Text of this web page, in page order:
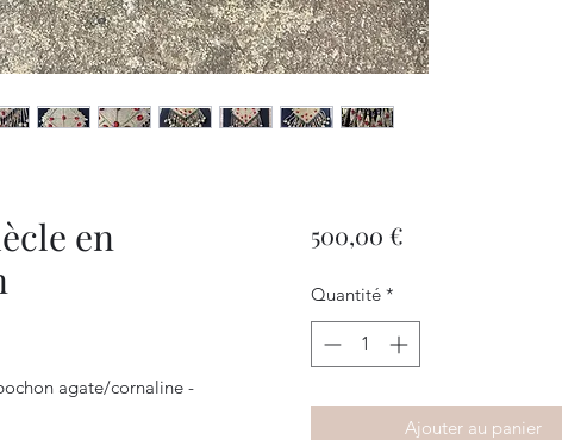
en
agate/cornaline -
500,00 €Prix
Quantité *
Ajouter au panier